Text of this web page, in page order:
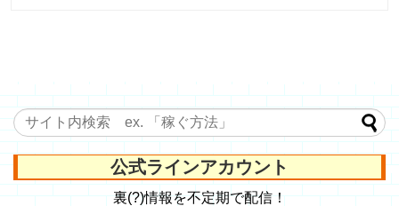
公式ラインアカウント
裏(?)情報を不定期で配信！